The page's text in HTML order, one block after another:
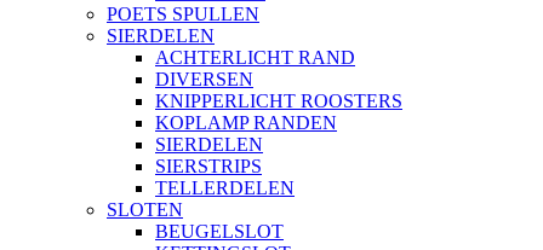
POETS SPULLEN
SIERDELEN
ACHTERLICHT RAND
DIVERSEN
KNIPPERLICHT ROOSTERS
KOPLAMP RANDEN
SIERDELEN
SIERSTRIPS
TELLERDELEN
SLOTEN
BEUGELSLOT